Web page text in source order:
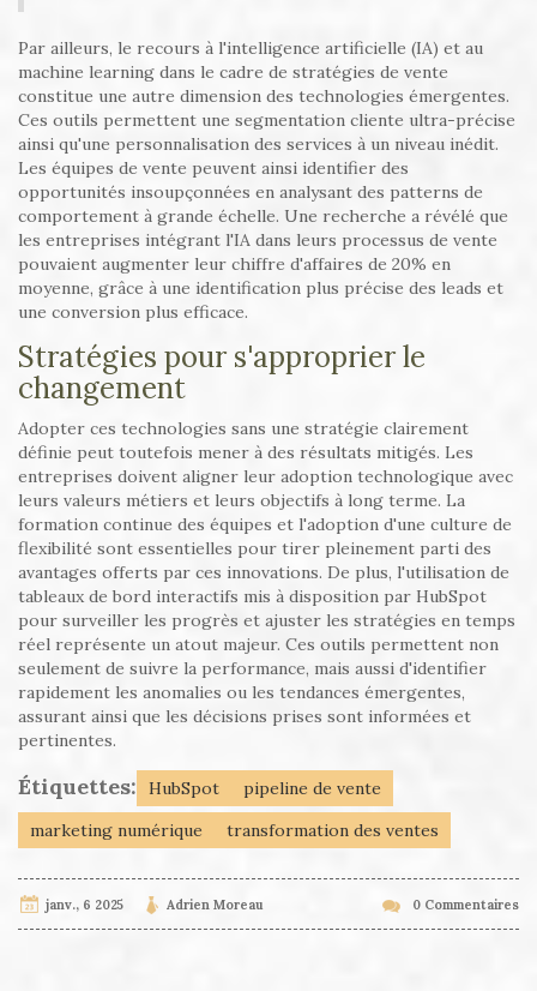
Par ailleurs, le recours à l'intelligence artificielle (IA) et au
machine learning dans le cadre de stratégies de vente
constitue une autre dimension des technologies émergentes.
Ces outils permettent une segmentation cliente ultra-précise
ainsi qu'une personnalisation des services à un niveau inédit.
Les équipes de vente peuvent ainsi identifier des
opportunités insoupçonnées en analysant des patterns de
comportement à grande échelle. Une recherche a révélé que
les entreprises intégrant l'IA dans leurs processus de vente
pouvaient augmenter leur chiffre d'affaires de 20% en
moyenne, grâce à une identification plus précise des leads et
une conversion plus efficace.
Stratégies pour s'approprier le
changement
Adopter ces technologies sans une stratégie clairement
définie peut toutefois mener à des résultats mitigés. Les
entreprises doivent aligner leur adoption technologique avec
leurs valeurs métiers et leurs objectifs à long terme. La
formation continue des équipes et l'adoption d'une culture de
flexibilité sont essentielles pour tirer pleinement parti des
avantages offerts par ces innovations. De plus, l'utilisation de
tableaux de bord interactifs mis à disposition par HubSpot
pour surveiller les progrès et ajuster les stratégies en temps
réel représente un atout majeur. Ces outils permettent non
seulement de suivre la performance, mais aussi d'identifier
rapidement les anomalies ou les tendances émergentes,
assurant ainsi que les décisions prises sont informées et
pertinentes.
Étiquettes: HubSpot
pipeline de vente
marketing numérique
transformation des ventes
janv., 6 2025 Adrien Moreau 0 Commentaires